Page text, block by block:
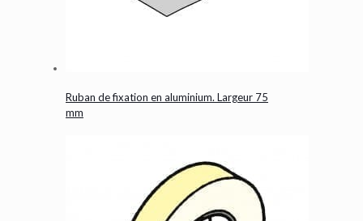
Ruban de fixation en aluminium. Largeur 75
mm